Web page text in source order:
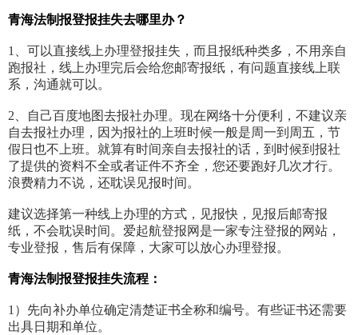
青海法制报登报挂失去哪里办？
1、可以直接线上办理登报挂失，而且报纸种类多，不用亲自
跑报社，线上办理完后会给您邮寄报纸，有问题直接线上联
系，沟通就可以。
2、自己百度地图去报社办理。现在网络十分便利，不建议亲
自去报社办理，因为报社的上班时候一般是周一到周五，节
假日也不上班。就算有时间亲自去报社的话，到时候到报社
了提供的资料不全或者证件不齐全，您还要跑好几次才行。
浪费精力不说，还耽误见报时间。
建议选择第一种线上办理的方式，见报快，见报后邮寄报
纸，不会耽误时间。爱起航登报网是一家专注登报的网站，
专业登报，售后有保障，大家可以放心办理登报。
青海法制报登报挂失流程：
1）先向补办单位确定清楚证书全称和编号。有些证书还需要
出具日期和单位。